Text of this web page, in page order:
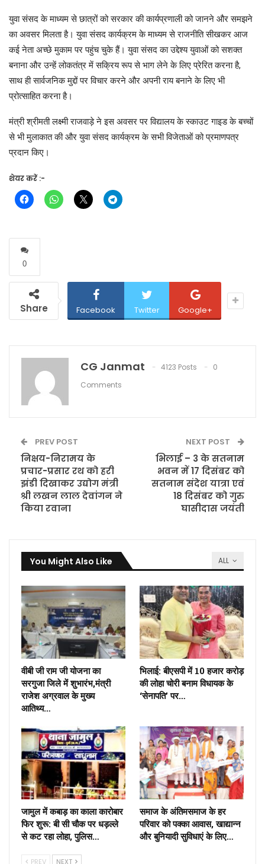
युवा संसद के माध्यम से छात्रों को सरकार की कार्यप्रणाली को जानने और समझने
का अवसर मिलता है। युवा संसद कार्यक्रम के माध्यम से राजनीति सीखकर आज
कई नेता अच्छे मुकाम पर पहुंच चुके हैं। युवा संसद का उद्देश्य युवाओं को सशक्त
बनाना और उन्हें लोकतंत्र में सक्रिय रूप से भाग लेने के लिए प्रेरित करना है,
साथ ही सार्वजनिक मुद्दों पर विचार करने और अपनी राय बनाने के लिए भी
प्रोत्साहित करना है।
मंत्री श्रीमती लक्ष्मी राजवाड़े ने इस अवसर पर विद्यालय के स्काउट गाइड के बच्चों
से भी मुलाकात की और युवा संसद कार्यक्रम के सभी विजेताओं को प्रमाणपत्र
प्रदान किए।
शेयर करें :-
0
Share Facebook Twitter Google+
CG Janmat 4123 Posts
0
Comments
PREV POST
निक्षय-निरामय के
प्रचार-प्रसार रथ को हरी
झंडी दिखाकर उद्योग मंत्री
श्री लखन लाल देवांगन ने
किया रवाना
NEXT POST
भिलाई – 3 के सतनाम
भवन में 17 दिसंबर को
सतनाम संदेश यात्रा एवं
18 दिसंबर को गुरु
घासीदास जयंती
ALL
You Might Also Like
वीबी जी राम जी योजना का
सरगुजा जिले में शुभारंभ,मंत्री
राजेश अग्रवाल के मुख्य
आतिथ्य…
भिलाई: बीएसपी में 10 हजार करोड़
की लोहा चोरी बनाम विधायक के
‘सेनापति’ पर…
जामुल में कबाड़ का काला कारोबार
फिर शुरू: बी सी चौक पर धड़ल्ले
से कट रहा लोहा, पुलिस…
समाज के अंतिमसमाज के हर
परिवार को पक्का आवास, खाद्यान्न
और बुनियादी सुविधाएं के लिए…
PREV NEXT